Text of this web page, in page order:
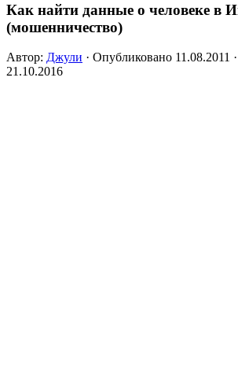
Как найти данные о человеке в
(мошенничество)
Автор: Джули · Опубликовано 11.08.2011
21.10.2016